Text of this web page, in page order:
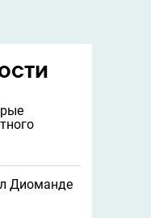
Диоманде